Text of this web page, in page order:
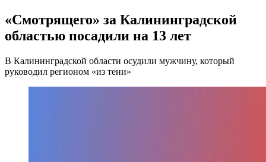
«Смотрящего» за Калининградской
областью посадили на 13 лет
В Калининградской области осудили мужчину, который
руководил регионом «из тени»